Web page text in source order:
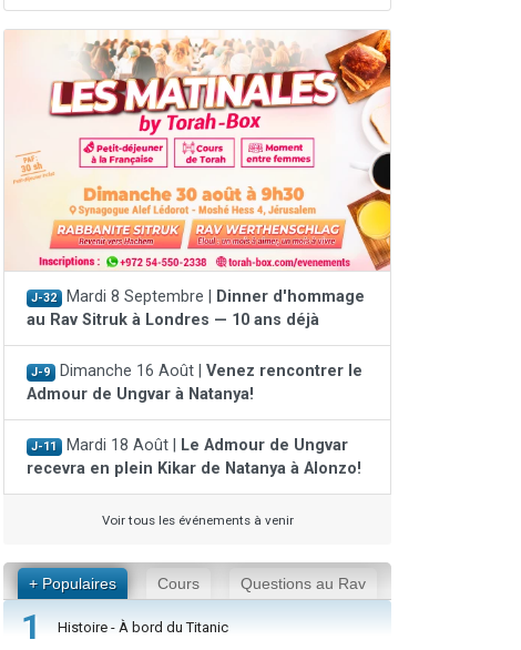
J-32 Mardi 8 Septembre |
Dinner d'hommage
au Rav Sitruk à Londres — 10 ans déjà
J-9 Dimanche 16 Août | Venez rencontrer le
Admour de Ungvar à Natanya!
J-11 Mardi 18 Août |
Le Admour de Ungvar
recevra en plein Kikar de Natanya à Alonzo!
Voir tous les événements à venir
+ Populaires Cours Questions au Rav
1 Histoire - À bord du Titanic